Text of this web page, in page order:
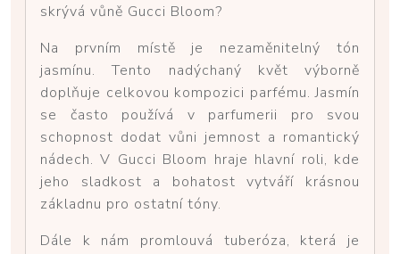
skrývá vůně Gucci Bloom?
Na prvním místě je nezaměnitelný tón
jasmínu. Tento nadýchaný květ výborně
doplňuje celkovou kompozici parfému. Jasmín
se často používá v parfumerii pro svou
schopnost dodat vůni jemnost a romantický
nádech. V Gucci Bloom hraje hlavní roli, kde
jeho sladkost a bohatost vytváří krásnou
základnu pro ostatní tóny.
Dále k nám promlouvá tuberóza, která je